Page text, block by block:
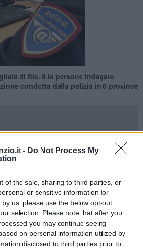
- Do Not Process My
of the sale, sharing to third parties, or
or sensitive information for
us, please use the below opt-out
selection. Please note that after your
you may continue seeing
on personal information utilized by
disclosed to third parties prior to
di file. 8 le persone indagate
condotta dalla polizia in 6 province
2 denunce a piede libero e 8
spiega una nota della Polizia di Stato, sono
indagine condotta dal centro
cibernetica per la Toscana e dalle
che ha riguardato la diffusione online
realizzati con l’utilizzo di minori di 18 anni e
in Toscana tutti gli utenti coinvolti.